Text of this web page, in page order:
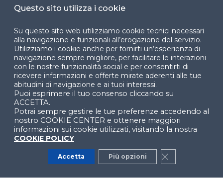
Cookie Center
Facebook LinkedIn
YouTube X
di Ingegneria Gestionale
Questo sito utilizza i cookie
Su questo sito web utilizziamo cookie tecnici necessari
alla navigazione e funzionali all’erogazione del servizio.
Utilizziamo i cookie anche per fornirti un’esperienza di
navigazione sempre migliore, per facilitare le interazioni
con le nostre funzionalità social e per consentirti di
ricevere informazioni e offerte mirate aderenti alle tue
abitudini di navigazione e ai tuoi interessi.
Puoi esprimere il tuo consenso cliccando su
ACCETTA.
Potrai sempre gestire le tue preferenze accedendo al
nostro COOKIE CENTER e ottenere maggiori
informazioni sui cookie utilizzati, visitando la nostra
COOKIE POLICY
Accetta Più opzioni Close GDPR